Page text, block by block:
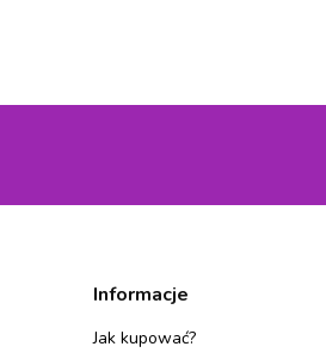
Informacje
Jak kupować?